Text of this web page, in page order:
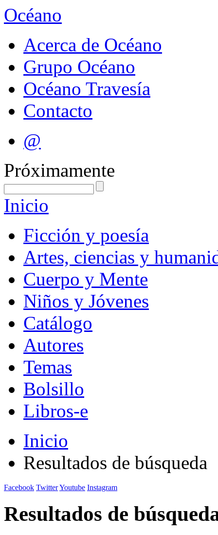
Océano
Acerca de Océano
Grupo Océano
Océano Travesía
Contacto
@
Próximamente
Inicio
Ficción y poesía
Artes, ciencias y
Cuerpo y Mente
Niños y Jóvenes
Catálogo
Autores
Temas
Bolsillo
Libros-e
Inicio
Resultados de búsqueda
Facebook TwitterYoutube Instagram
Resultados de